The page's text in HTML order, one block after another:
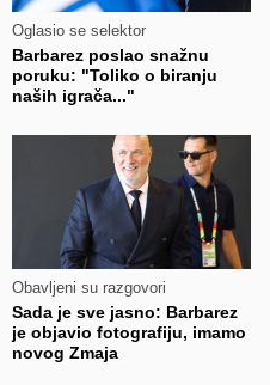
Oglasio se selektor
Barbarez poslao snažnu
poruku: "Toliko o biranju
naših igrača..."
Obavljeni su razgovori
Sada je sve jasno: Barbarez
je objavio fotografiju, imamo
novog Zmaja